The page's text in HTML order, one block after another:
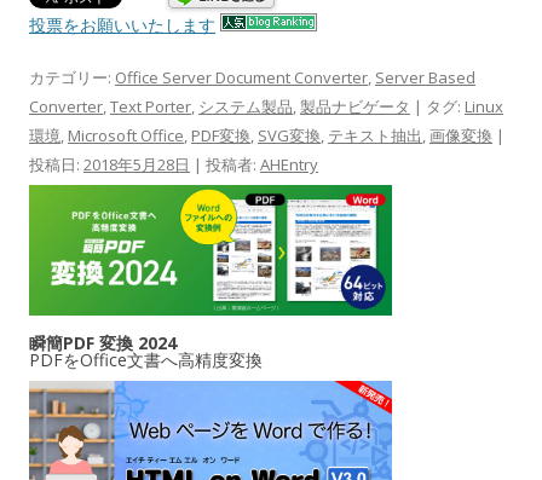
投票をお願いいたします
カテゴリー: Office Server Document Converter, Server Based
Converter,Text Porter, システム製品,製品ナビゲータ | タグ: Linux
環境, Microsoft Office, PDF変換, SVG変換, テキスト抽出,画像変換 |
投稿日: 2018年5月28日 | 投稿者: AHEntry
瞬簡PDF 変換 2024
PDFをOffice文書へ高精度変換